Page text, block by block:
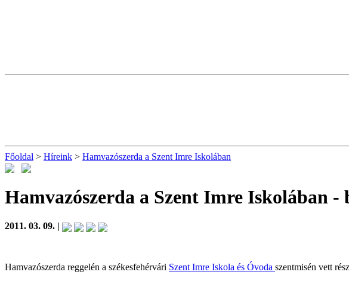
Főoldal > Híreink > Hamvazószerda a Szent Imre Iskolában
Hamvazószerda a Szent Imre Iskolában -
2011. 03. 09. |
Hamvazószerda reggelén a székesfehérvári Szent Imre Iskola és Óvoda szentmisén vett